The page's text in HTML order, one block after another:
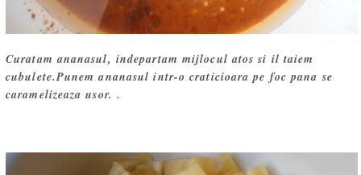
Curatam ananasul, indepartam mijlocul atos si il taiem
cubulete.Punem ananasul intr-o craticioara pe foc pana se
caramelizeaza usor. .